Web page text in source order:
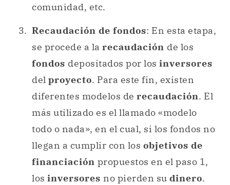
comunidad, etc.
Recaudación de fondos: En esta etapa,
se procede a la recaudación de los
fondos depositados por los inversores
del proyecto. Para este fin, existen
diferentes modelos de recaudación. El
más utilizado es el llamado «modelo
todo o nada», en el cual, si los fondos no
llegan a cumplir con los objetivos de
financiación propuestos en el paso 1,
los inversores no pierden su dinero.